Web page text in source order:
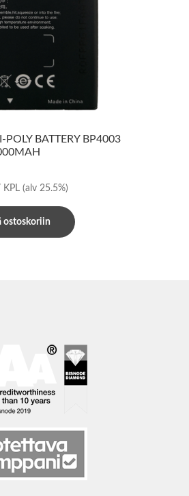
POLY BATTERY BP4003
KPL(alv 25.5%)
ostoskoriin